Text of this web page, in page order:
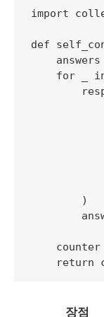
import
def
answers
for _
        )
counter
장점